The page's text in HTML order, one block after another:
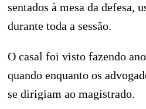
sentados à mesa da defesa,
durante toda a sessão.
O casal foi visto fazendo
quando enquanto os
se dirigiam ao magistrado.